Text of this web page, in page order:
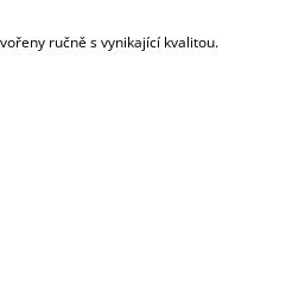
ručně s vynikající kvalitou.